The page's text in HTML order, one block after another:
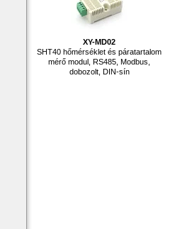
XY-MD02
SHT40 hőmérséklet és páratartalom
mérő modul, RS485, Modbus,
dobozolt, DIN-sín